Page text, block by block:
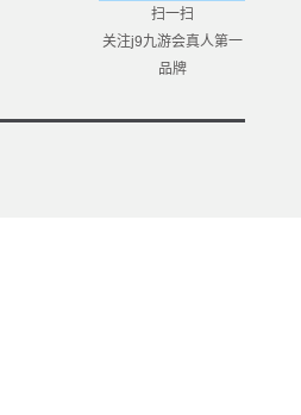
扫一扫
关注j9九游会真人第一
品牌